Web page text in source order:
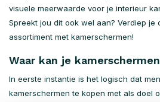
visuele meerwaarde voor je interieur
Spreekt jou dit ook wel aan? Verdiep je
assortiment met kamerschermen!
Waar kan je
In eerste instantie is het logisch dat
kamerschermen te kopen met als doel